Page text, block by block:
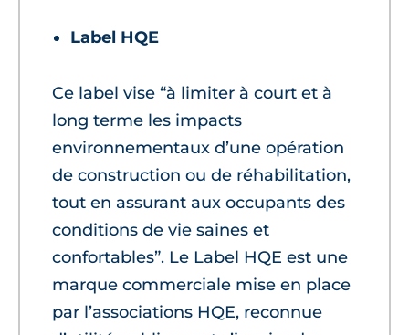
Label HQE
Ce label vise “à limiter à court et à
long terme les impacts
environnementaux d’une opération
de construction ou de réhabilitation,
tout en assurant aux occupants des
conditions de vie saines et
confortables”. Le Label HQE est une
marque commerciale mise en place
par l’associations HQE, reconnue